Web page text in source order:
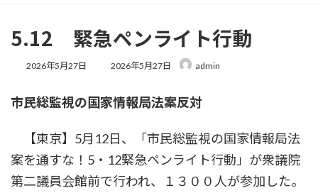
5.12 緊急ペンライト行動
2026年5月27日
最
新
:
2026年5月27日 admin
市民総監視の国家情報局法案反対
【東京】5月12日、「市民総監視の国家情報局法
案を通すな！5・12緊急ペンライト行動」が衆議院
第二議員会館前で行われ、１３００人が参加した。